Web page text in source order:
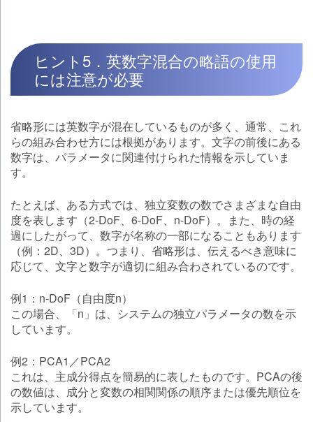
ヒント5．英数字混合の略語の使用
には注意が必要
省略形には英数字が混在しているものが多く、通常、これ
らの組み合わせ方には根拠があります。文字の前後にある
数字は、パラメータに関連付けられた情報を示していま
す。
たとえば、ある方式では、独立変数の数でさまざまな自由
度を表します（2-DoF、6-DoF、n-DoF）。また、時の経
過にしたがって、数字が名称の一部になることもあります
（例：2D、3D）。つまり、省略形は、伝えるべき意味に
応じて、文字と数字が適切に組み合わされているのです。
例1：n-DoF（自由度n）
この場合、「n」は、システムの独立パラメータの数を示
しています。
例2：PCA1／PCA2
これは、主成分得点を簡易的に表したものです。PCAの後
の数値は、成分と変数の相関関係の順序または優先順位を
示しています。